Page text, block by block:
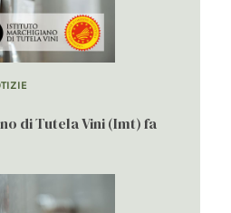
di Tutela Vini (Imt) fa